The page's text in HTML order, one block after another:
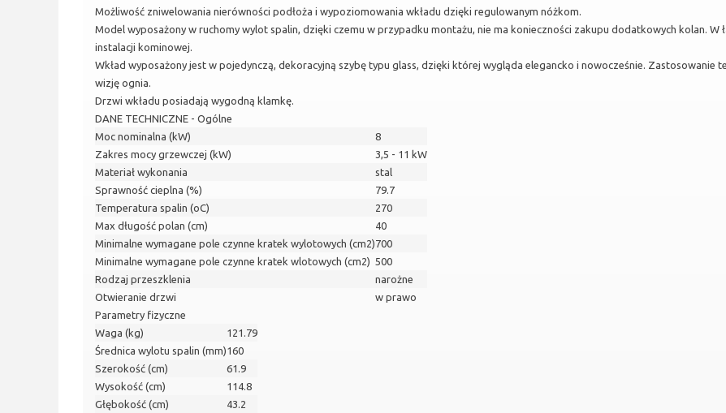
Możliwość zniwelowania nierówności podłoża i wypoziomowania wkładu dzięki regulowanym nóżkom.
Model wyposażony w ruchomy wylot spalin, dzięki czemu w przypadku montażu, nie ma konieczności zakupu dodatkowych kolan. W
instalacji kominowej.
Wkład wyposażony jest w pojedynczą, dekoracyjną szybę typu glass, dzięki której wygląda elegancko i nowocześnie.
wizję ognia.
Drzwi wkładu posiadają wygodną klamkę.
DANE TECHNICZNE - Ogólne
Moc nominalna (kW)
8
Zakres mocy grzewczej (kW)
3,5 - 11 kW
Materiał wykonania
stal
Sprawność cieplna (%)
79.7
Temperatura spalin (oC)
270
Max długość polan (cm)
40
Minimalne wymagane pole czynne kratek wylotowych (cm2)700
Minimalne wymagane pole czynne kratek wlotowych (cm2) 500
Rodzaj przeszklenia
narożne
Otwieranie drzwi
w prawo
Parametry fizyczne
Waga (kg)
121.79
Średnica wylotu spalin (mm)160
Szerokość (cm)
61.9
Wysokość (cm)
114.8
Głębokość (cm)
43.2